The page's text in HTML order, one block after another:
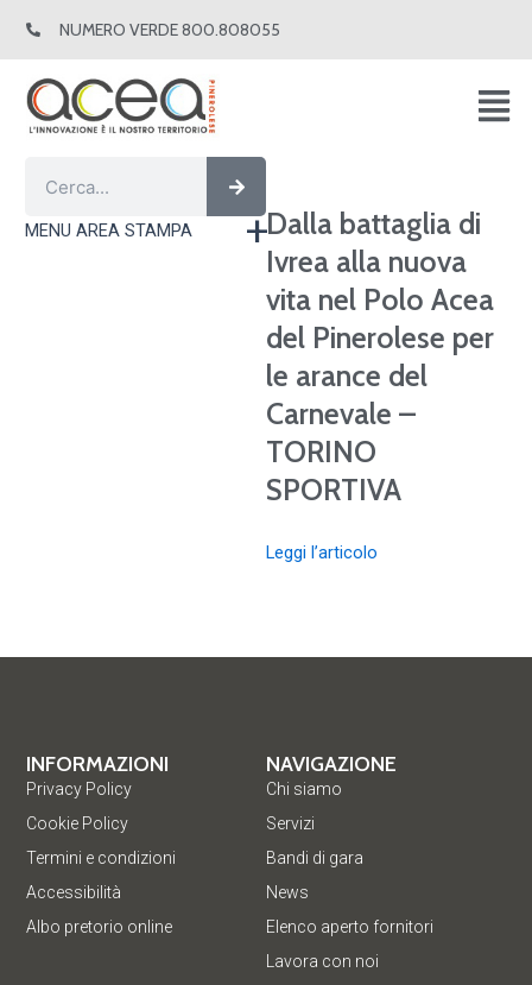
NUMERO VERDE 800.808055
Cerca
MENU AREA STAMPA
Dalla battaglia di
Ivrea alla nuova
vita nel Polo Acea
del Pinerolese per
le arance del
Carnevale –
TORINO
SPORTIVA
Leggi l’articolo
NAVIGAZIONE
Chi siamo
Servizi
Bandi di gara
News
Elenco aperto fornitori
Lavora con noi
INFORMAZIONI
Privacy Policy
Cookie Policy
Termini e condizioni
Accessibilità
Albo pretorio online